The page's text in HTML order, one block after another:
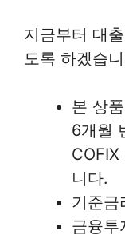
지금부터 대
도록 하겠습
본 상
6개월
COFIX
니다.
기준금
금융